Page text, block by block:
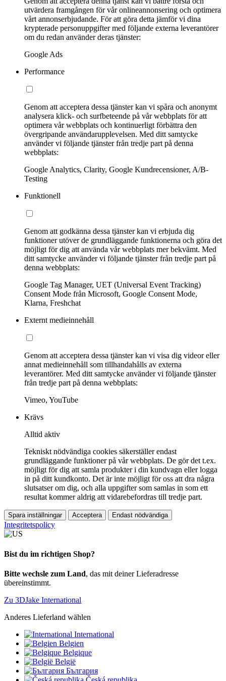
utvärdera framgången för vår onlineannonsering och optimera
vårt annonserbjudande. För att göra detta jämför vi dina
krypterade personuppgifter med följande externa leverantörer
om du redan använder deras tjänster:
Google Ads
Performance
Genom att acceptera dessa tjänster kan vi spåra och anonymt
analysera klick- och surfbeteende på vår webbplats för att
optimera vår webbplats och kontinuerligt förbättra den
övergripande användarupplevelsen. Med ditt samtycke
använder vi följande tjänster från tredje part på denna
webbplats:
Google Analytics, Clarity, Google Kundrecensioner, A/B-
Testing
Funktionell
Genom att godkänna dessa tjänster kan vi erbjuda dig
funktioner utöver de grundläggande funktionerna och göra det
möjligt för dig att använda vår webbplats mer bekvämt. Med
ditt samtycke använder vi följande tjänster från tredje part på
denna webbplats:
Google Tag Manager, UET (Universal Event Tracking)
Consent Mode från Microsoft, Google Consent Mode,
Klarna, Freshchat
Externt medieinnehåll
Genom att acceptera dessa tjänster kan vi visa dig videor eller
annat medieinnehåll som tillhandahålls av externa
leverantörer. Med ditt samtycke använder vi följande tjänster
från tredje part på denna webbplats:
Vimeo, YouTube
Krävs
Alltid aktiv
Tekniskt nödvändiga cookies säkerställer endast
grundläggande funktioner på vår webbplats. De gör det t.ex.
möjligt för dig att samla produkter i din kundvagn eller logga
in på ditt kundkonto. Det är inte möjligt för oss att dra några
slutsatser om dig, och alla uppgifter som samlas in som ett
resultat kommer aldrig att vidarebefordras till tredje part.
Spara inställningar Acceptera Endast nödvändiga
Integritetspolicy
Bist du im richtigen Shop?
Bitte wechsle zum Land, das mit deiner Lieferadresse
übereinstimmt.
Zu 3DJake International
Anderes Lieferland wählen
International
Belgien
Belgique
België
България